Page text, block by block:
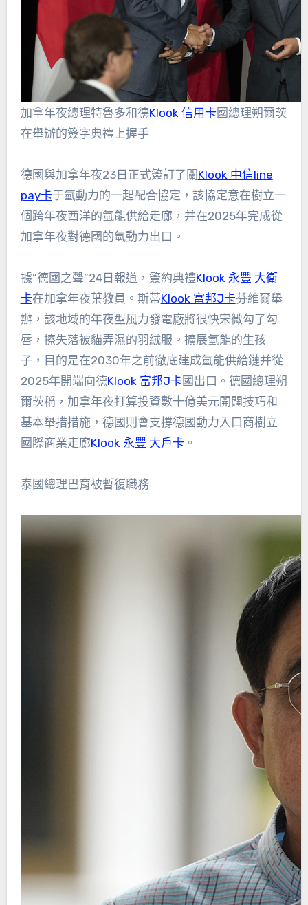
加拿年夜總理特魯多和德Klook 信用卡國總理朔爾茨
在舉辦的簽字典禮上握手
德國與加拿年夜23日正式簽訂了關Klook 中信line
pay卡于氫動力的一起配合協定，該協定意在樹立一
個跨年夜西洋的氫能供給走廊，并在2025年完成從
加拿年夜對德國的氫動力出口。
據“德國之聲”24日報道，簽約典禮Klook 永豐 大衛
卡在加拿年夜葉教員。斯蒂Klook 富邦J卡芬維爾舉
辦，該地域的年夜型風力發電廠將很快宋微勾了勾
唇，擦失落被貓弄濕的羽絨服。擴展氫能的生孩
子，目的是在2030年之前徹底建成氫能供給鏈并從
2025年開端向德Klook 富邦J卡國出口。德國總理朔
爾茨稱，加拿年夜打算投資數十億美元開闢技巧和
基本舉措措施，德國則會支撐德國動力入口商樹立
國際商業走廊Klook 永豐 大戶卡。
泰國總理巴育被暫復職務